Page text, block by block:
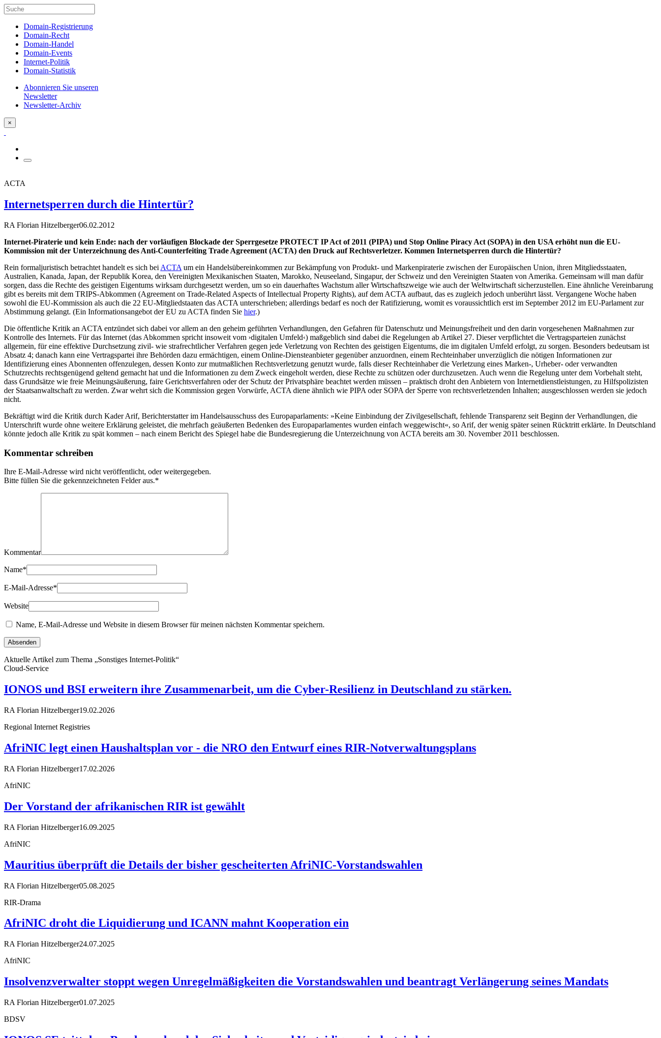
Domain-Registrierung
Domain-Recht
Domain-Handel
Domain-Events
Internet-Politik
Domain-Statistik
Abonnieren Sie unseren
Newsletter
Newsletter-Archiv
×
ACTA
Internetsperren durch die Hintertür?
RA Florian Hitzelberger06.02.2012
Internet-Piraterie und kein Ende: nach der vorläufigen Blockade der Sperrgesetze PROTECT IP Act of 2011 (PIPA) und Stop Online Piracy Act (SOPA) in den USA erhöht nun die EU-
Kommission mit der Unterzeichnung des Anti-Counterfeiting Trade Agreement (ACTA) den Druck auf Rechtsverletzer. Kommen Internetsperren durch die Hintertür?
Rein formaljuristisch betrachtet handelt es sich bei ACTA um ein Handelsübereinkommen zur Bekämpfung von Produkt- und Markenpiraterie zwischen der Europäischen Union, ihren Mitgliedsstaaten,
Australien, Kanada, Japan, der Republik Korea, den Vereinigten Mexikanischen Staaten, Marokko, Neuseeland, Singapur, der Schweiz und den Vereinigten Staaten von Amerika. Gemeinsam will man dafür
sorgen, dass die Rechte des geistigen Eigentums wirksam durchgesetzt werden, um so ein dauerhaftes Wachstum aller Wirtschaftszweige wie auch der Weltwirtschaft sicherzustellen. Eine ähnliche Vereinbarung
gibt es bereits mit dem TRIPS-Abkommen (Agreement on Trade-Related Aspects of Intellectual Property Rights), auf dem ACTA aufbaut, das es zugleich jedoch unberührt lässt. Vergangene Woche haben
sowohl die EU-Kommission als auch die 22 EU-Mitgliedstaaten das ACTA unterschrieben; allerdings bedarf es noch der Ratifizierung, womit es voraussichtlich erst im September 2012 im EU-Parlament zur
Abstimmung gelangt. (Ein Informationsangebot der EU zu ACTA finden Sie hier.)
Die öffentliche Kritik an ACTA entzündet sich dabei vor allem an den geheim geführten Verhandlungen, den Gefahren für Datenschutz und Meinungsfreiheit und den darin vorgesehenen Maßnahmen zur
Kontrolle des Internets. Für das Internet (das Abkommen spricht insoweit vom ›digitalen Umfeld‹) maßgeblich sind dabei die Regelungen ab Artikel 27. Dieser verpflichtet die Vertragsparteien zunächst
allgemein, für eine effektive Durchsetzung zivil- wie strafrechtlicher Verfahren gegen jede Verletzung von Rechten des geistigen Eigentums, die im digitalen Umfeld erfolgt, zu sorgen. Besonders bedeutsam ist
Absatz 4; danach kann eine Vertragspartei ihre Behörden dazu ermächtigen, einem Online-Diensteanbieter gegenüber anzuordnen, einem Rechteinhaber unverzüglich die nötigen Informationen zur
Identifizierung eines Abonnenten offenzulegen, dessen Konto zur mutmaßlichen Rechtsverletzung genutzt wurde, falls dieser Rechteinhaber die Verletzung eines Marken-, Urheber- oder verwandten
Schutzrechts rechtsgenügend geltend gemacht hat und die Informationen zu dem Zweck eingeholt werden, diese Rechte zu schützen oder durchzusetzen. Auch wenn die Regelung unter dem Vorbehalt steht,
dass Grundsätze wie freie Meinungsäußerung, faire Gerichtsverfahren oder der Schutz der Privatsphäre beachtet werden müssen – praktisch droht den Anbietern von Internetdienstleistungen, zu Hilfspolizisten
der Staatsanwaltschaft zu werden. Zwar wehrt sich die Kommission gegen Vorwürfe, ACTA diene ähnlich wie PIPA oder SOPA der Sperre von rechtsverletzenden Inhalten; ausgeschlossen werden sie jedoch
nicht.
Bekräftigt wird die Kritik durch Kader Arif, Berichterstatter im Handelsausschuss des Europaparlaments: »Keine Einbindung der Zivilgesellschaft, fehlende Transparenz seit Beginn der Verhandlungen, die
Unterschrift wurde ohne weitere Erklärung geleistet, die mehrfach geäußerten Bedenken des Europaparlamentes wurden einfach weggewischt«, so Arif, der wenig später seinen Rücktritt erklärte. In Deutschland
könnte jedoch alle Kritik zu spät kommen – nach einem Bericht des Spiegel habe die Bundesregierung die Unterzeichnung von ACTA bereits am 30. November 2011 beschlossen.
Kommentar schreiben
Ihre E-Mail-Adresse wird nicht veröffentlicht, oder weitergegeben.
Bitte füllen Sie die gekennzeichneten Felder aus.*
Kommentar
Name*
E-Mail-Adresse*
Website
Name, E-Mail-Adresse und Website in diesem Browser für meinen nächsten Kommentar speichern.
Aktuelle Artikel zum Thema „Sonstiges Internet-Politik“
Cloud-Service
IONOS und BSI erweitern ihre Zusammenarbeit, um die Cyber-Resilienz in Deutschland zu stärken.
RA Florian Hitzelberger19.02.2026
Regional Internet Registries
AfriNIC legt einen Haushaltsplan vor - die NRO den Entwurf eines RIR-Notverwaltungsplans
RA Florian Hitzelberger17.02.2026
AfriNIC
Der Vorstand der afrikanischen RIR ist gewählt
RA Florian Hitzelberger16.09.2025
AfriNIC
Mauritius überprüft die Details der bisher gescheiterten AfriNIC-Vorstandswahlen
RA Florian Hitzelberger05.08.2025
RIR-Drama
AfriNIC droht die Liquidierung und ICANN mahnt Kooperation ein
RA Florian Hitzelberger24.07.2025
AfriNIC
Insolvenzverwalter stoppt wegen Unregelmäßigkeiten die Vorstandswahlen und beantragt Verlängerung seines Mandats
RA Florian Hitzelberger01.07.2025
BDSV